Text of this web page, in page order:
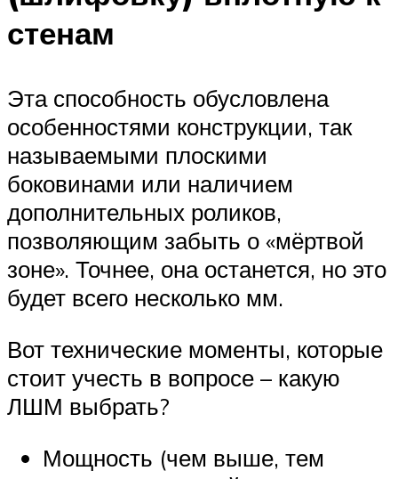
стенам
Эта способность обусловлена
особенностями конструкции, так
называемыми плоскими
боковинами или наличием
дополнительных роликов,
позволяющим забыть о «мёртвой
зоне». Точнее, она останется, но это
будет всего несколько мм.
Вот технические моменты, которые
стоит учесть в вопросе – какую
ЛШМ выбрать?
Мощность (чем выше, тем